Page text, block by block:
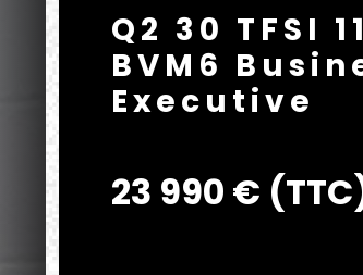
Q2 30 TFSI
BVM6
Executive
23 990 €